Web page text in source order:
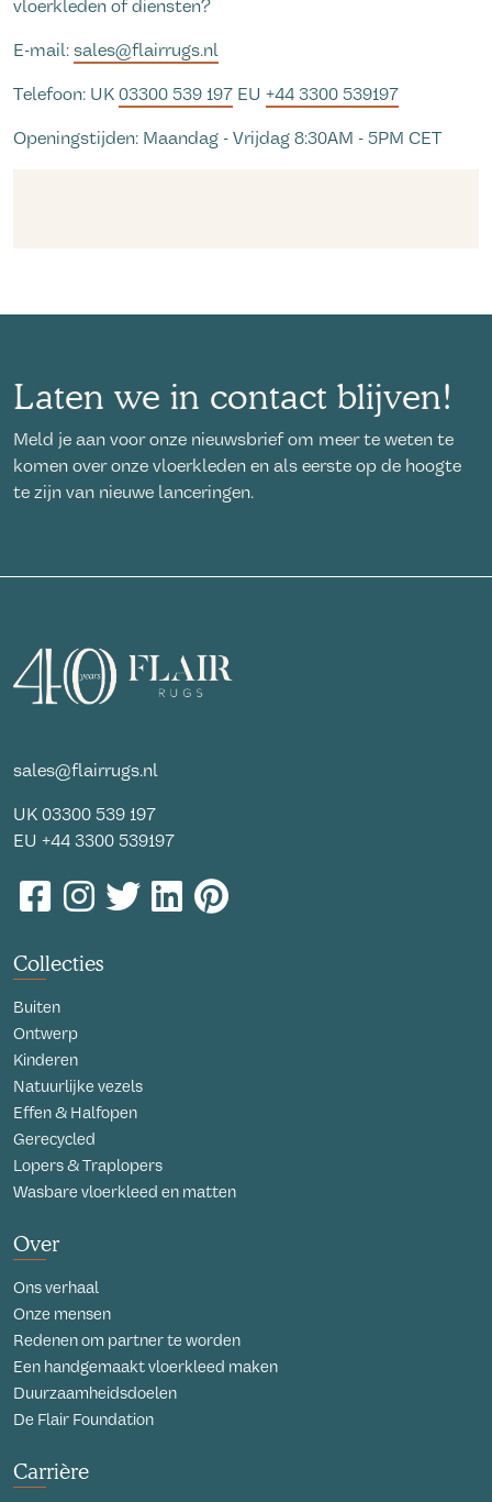
vloerkleden of diensten?
E-mail: sales@flairrugs.nl
Telefoon: UK 03300 539 197 EU +44 3300 539197
Openingstijden: Maandag - Vrijdag 8:30AM - 5PM CET
Laten we in contact blijven!
Meld je aan voor onze nieuwsbrief om meer te weten te
komen over onze vloerkleden en als eerste op de hoogte
te zijn van nieuwe lanceringen.
sales@flairrugs.nl
UK 03300 539 197
EU +44 3300 539197
Collecties
Buiten
Ontwerp
Kinderen
Natuurlijke vezels
Effen & Halfopen
Gerecycled
Lopers & Traplopers
Wasbare vloerkleed en matten
Over
Ons verhaal
Onze mensen
Redenen om partner te worden
Een handgemaakt vloerkleed maken
Duurzaamheidsdoelen
De Flair Foundation
Carrière